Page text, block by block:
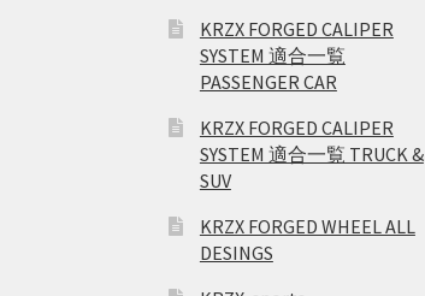
KRZX FORGED CALIPER
SYSTEM 適合一覧
PASSENGER CAR
KRZX FORGED CALIPER
SYSTEM 適合一覧 TRUCK &
SUV
KRZX FORGED WHEEL ALL
DESINGS